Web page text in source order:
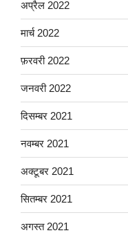
अप्रैल 2022
मार्च 2022
फ़रवरी 2022
जनवरी 2022
दिसम्बर 2021
नवम्बर 2021
अक्टूबर 2021
सितम्बर 2021
अगस्त 2021